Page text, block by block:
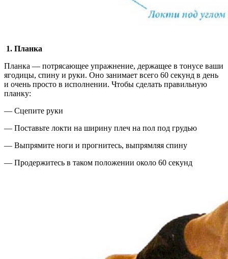
1. Планка
Планка — потрясающее упражнение, держащее в тонусе ваши
ягодицы, спину и руки. Оно занимает всего 60 секунд в день
и очень просто в исполнении. Чтобы сделать правильную
планку:
— Сцепите руки
— Поставьте локти на ширину плеч на пол под грудью
— Выпрямите ноги и прогнитесь, выпрямляя спину
— Продержитесь в таком положении около 60 секунд